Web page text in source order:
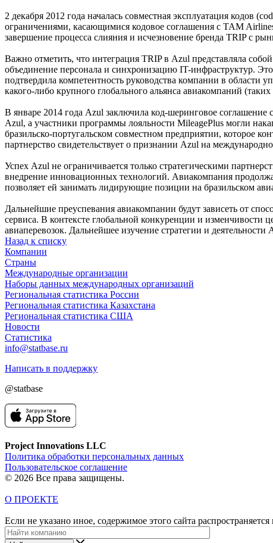
2 декабря 2012 года началась совместная эксплуатация кодов
ограничениями, касающимися кодовое соглашения с TAM
завершение процесса слияния и исчезновение бренда TRIP с
Важно отметить, что интеграция TRIP в Azul представляла
объединение персонала и синхронизацию IT-инфраструктур.
подтвердила компетентность руководства компании в области
какого-либо крупного глобального альянса авиакомпаний
В январе 2014 года Azul заключила код-шеринговое
Azul, а участники программы лояльности MileagePlus могли
бразильско-португальском совместном предприятии, которое
партнерство свидетельствует о признании Azul на
Успех Azul не ограничивается только стратегическими
внедрение инновационных технологий. Авиакомпания
позволяет ей занимать лидирующие позиции на бразильском
Дальнейшие преуспевания авиакомпании будут зависеть от
сервиса. В контексте глобальной конкуренции и
авиаперевозок. Дальнейшее изучение стратегии и
Назад к списку
Компании
Страны
Международные организации
Наборы данных международных организаций
Региональная статистика России
Региональная статистика Казахстана
Региональная статистика США
Новости
Статистика
info@statbase.ru
Написать в поддержку
@statbase
Project Innovations LLC
Политика обработки персональных данных
Пользовательское соглашение
© 2026 Все права защищены.
О ПРОЕКТЕ
Если не указано иное, содержимое этого сайта